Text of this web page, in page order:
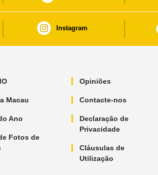
Instagram
Macau
Ano
Fotos de
Opiniões
Contacte-nos
Declaração de
Privacidade
Cláusulas de
Utilização